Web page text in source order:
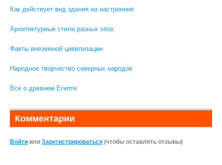
Как действует вид здания на настроение
Архитектурные стили разных эпох
Факты внеземной цивилизации
Народное творчество северных народов
Все о древнем Египте
Комментарии
Войти или Зарегистрироваться (чтобы оставлять отзывы)